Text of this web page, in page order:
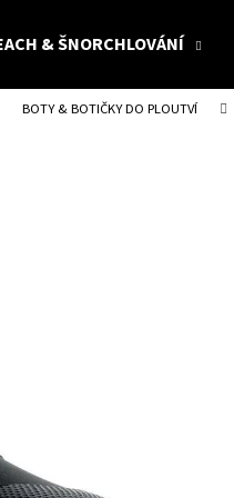
& ŠNORCHLOVÁNÍ
BOTY & BOTIČKY DO PLOUTVÍ
Co potřebujete